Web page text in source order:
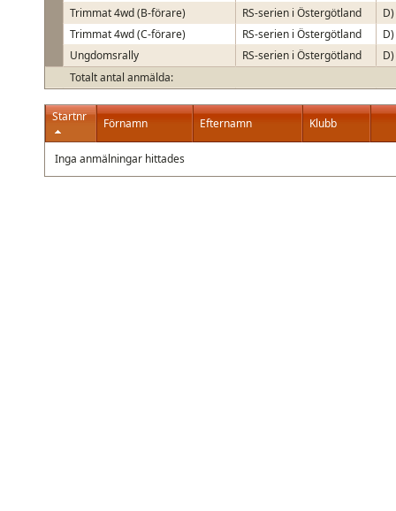
Totalt antal anmälda:
Trimmat 4wd (B-förare)
RS-serien i Östergötland
Trimmat 4wd (C-förare)
RS-serien i Östergötland
Ungdomsrally
RS-serien i Östergötland
Startnr Förnamn Efternamn Klubb
Inga anmälningar hittades